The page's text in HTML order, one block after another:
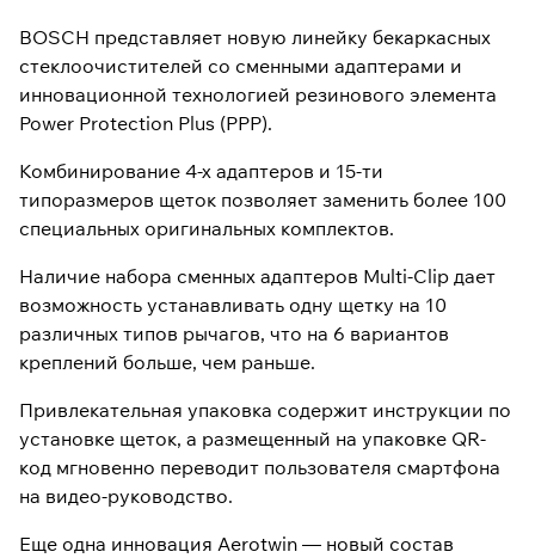
BOSCH представляет новую линейку бекаркасных
стеклоочистителей со сменными адаптерами и
инновационной технологией резинового элемента
Power Protection Plus (PPP).
Комбинирование 4-х адаптеров и 15-ти
типоразмеров щеток позволяет заменить более 100
специальных оригинальных комплектов.
Наличие набора сменных адаптеров Multi-Clip дает
возможность устанавливать одну щетку на 10
различных типов рычагов, что на 6 вариантов
креплений больше, чем раньше.
Привлекательная упаковка содержит инструкции по
установке щеток, а размещенный на упаковке QR-
код мгновенно переводит пользователя смартфона
на видео-руководство.
Еще одна инновация Aerotwin — новый состав